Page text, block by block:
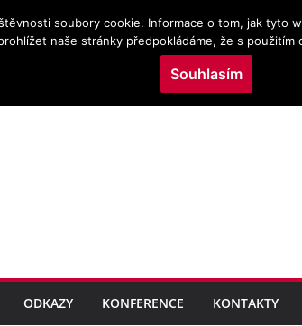
ZDRAVÍ DĚTÍ
NAROZENÝCH
mapovací analýza
ODKAZY KONFERENCE KONTAKTY
soubory cookie. Informace o tom, jak
naše stránky předpokládáme, že s použitím
Souhlasím